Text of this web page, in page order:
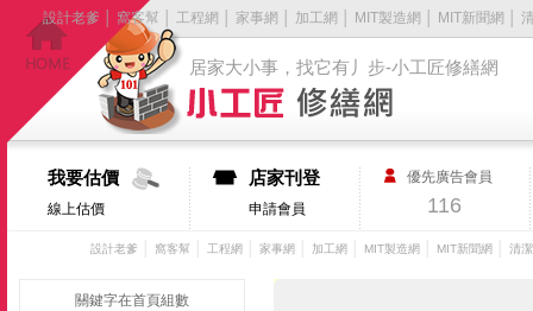
居家大小事，找它有丿步-小工匠修繕網
設計老爹 窩客幫 工程網 家事網 加工網 MIT製造網 MIT新聞網
我要估價
線上估價
店家刊登
申請會員
優先廣告會員
116
設計老爹 窩客幫 工程網 家事網 加工網 MIT製造網 MIT新聞網 清
關鍵字在首頁組數